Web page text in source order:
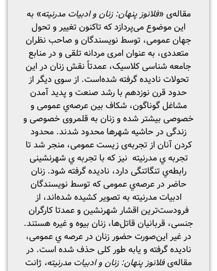
مقاله‌ی «فلانوز پنهان: زنان و ادبیات مدرنیته» به
این موضوع می‌پردازد که تاکنون تغییر و تحول
جهان عمومی، توسط نویسندگان و صاحب نظران
متعددی، به عنوان امری مردانه تلقی و در منابع
جامعه شناسی کلاسیک، عمدتاً نقش زنان در این
تحولات نادیده گرفته شده‌است. از سوی دیگر از
حدود قرن نوزدهم با رشد صنعت و پدید آمدن
مشاغل گوناگون، شکاف بین عرصه‌ي عمومی و
خصوصی بیشتر شده و زنان به قلمروی خصوصی و
زندگی در حاشیه شهرها محدود شدند. محدود
کردن آنان از تجربه‌ی زیست عمومی، منجر شد تا
تجربه ي مدرنیته‌ نیز که با تجربه ي شهرنشینی
رابطه‌ي تنگاتنگی دارد، نادیده گرفته شود. زنان
حاضر در عرصه‌ي عمومی که توسط نویسندگان
ادبیات مدرنیته به تصویر کشیده شده‌اند، از
فرودست‌ترین اقشار شهرنشین و عمدتا کارگران
جنسی، قربانیان قاتل‌ها، زنان بیوه و غیره هستند.
در غیر این‌صورت حضور زنان در عرصه ي عمومی،
نادیده گرفته و یابه طور کلی حذف شده است. در
مقاله‌یفلانوزپنهان:زنانوادبیات مدرنیته، ژانت